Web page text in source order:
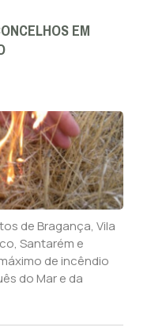
EM
de Bragança, Vila
Santarém e
de incêndio
do Mar e da